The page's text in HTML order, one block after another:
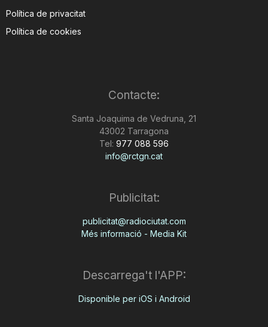
Política de privacitat
Política de cookies
Contacte:
Santa Joaquima de Vedruna, 21
43002 Tarragona
Tel: 977 088 596
info@rctgn.cat
Publicitat:
publicitat@radiociutat.com
Més informació - Media Kit
Descarrega't l'APP:
Disponible per iOS i Android